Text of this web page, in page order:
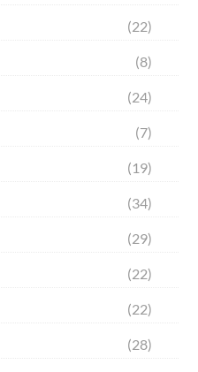
(22)
(8)
(24)
(7)
(19)
(34)
(29)
(22)
(22)
(28)